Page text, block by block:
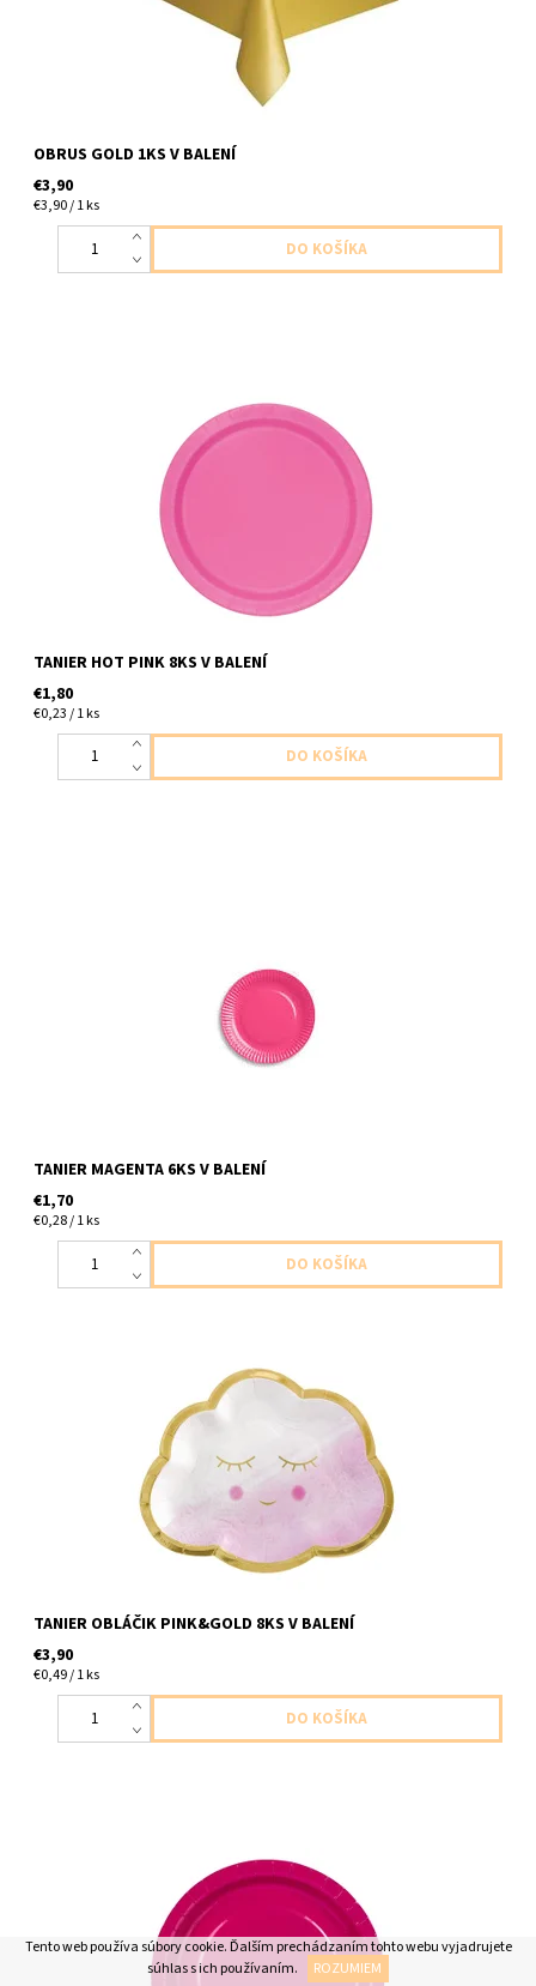
OBRUS GOLD 1KS V BALENÍ
€3,90
€3,90 / 1 ks
Papierové taniere hot pink 8ks v balení velkost 17,1cm
TANIER HOT PINK 8KS V BALENÍ
€1,80
€0,23 / 1 ks
TANIER MAGENTA 6KS V BALENÍ
€1,70
€0,28 / 1 ks
papierový tanier ruzovy oblacik 8ks v balení velkost 16,5cm
TANIER OBLÁČIK PINK&GOLD 8KS V BALENÍ
€3,90
€0,49 / 1 ks
papierovy tanier tmavo ruzovy 6ks v balení 23cm
Tento web používa súbory cookie. Ďalším prechádzaním tohto webu vyjadrujete
súhlas s ich používaním.
ROZUMIEM